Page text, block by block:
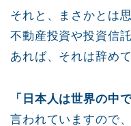
それと、まさかとは
不動産投資や投資信
あれば、それは辞め
「日本人は世界の中
言われていますので